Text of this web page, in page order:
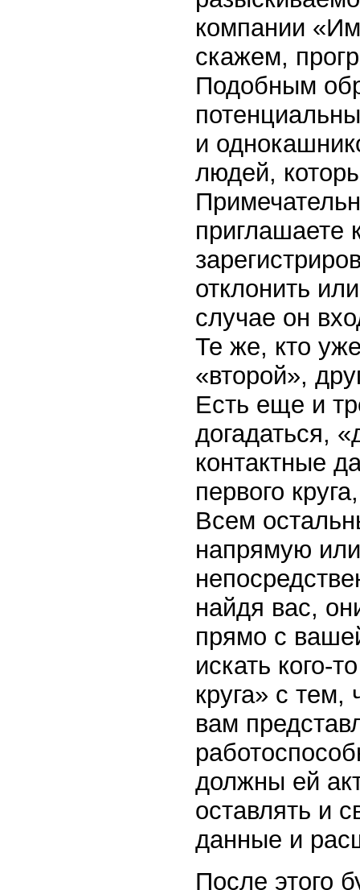
компании
скажем,
Подобным
и
людей,
приглашаете
отклонить
случае он
Те же, кто
«второй»,
Есть еще и
догадаться,
контактные
первого
Всем
напрямую
найдя вас,
прямо с
искать кого-
круга» с
вам
должны ей
оставлять и
данные и
После этого